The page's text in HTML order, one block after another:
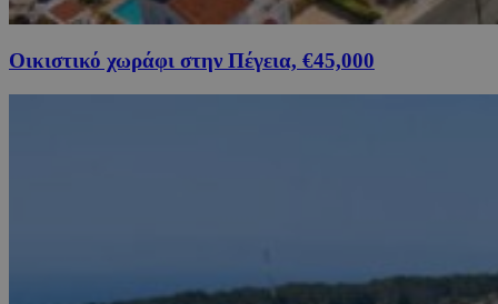
Οικιστικό χωράφι στην Πέγεια, €45,000